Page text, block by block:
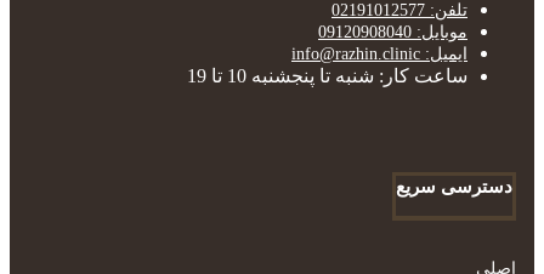
تلفن: 02191012577
موبایل: 09120908040
ایمیل: info@razhin.clinic
ساعت کار: شنبه تا پنجشنبه 10 تا 19
دسترسی سریع
اصلی